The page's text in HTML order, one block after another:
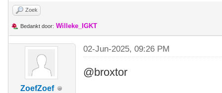
Zoek
Bedankt door: Willeke_IGKT
ZoefZoef
02-Jun-2025, 09:26 PM
@broxtor